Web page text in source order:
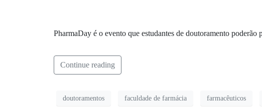
PharmaDay é o evento que estudantes de doutoramento poderão
Continue reading
doutoramentos faculdade de farmácia farmacêuticos